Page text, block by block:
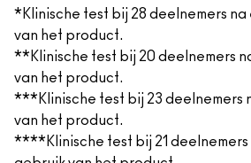
*Klinische test bij 28 deelnemers
van het product.
**Klinische test bij 20 deelnemers
van het product.
***Klinische test bij 23 deelnemers
van het product.
****Klinische test bij 21 deelnemers